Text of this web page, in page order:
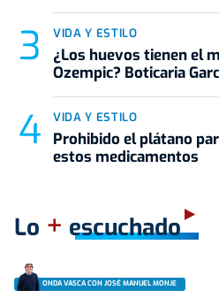
VIDA Y ESTILO
¿Los huevos tienen el
Ozempic? Boticaria
VIDA Y ESTILO
Prohibido el plátano
estos medicamentos
Lo + escuchado
ONDA VASCA CON JOSÉ MANUEL MONJE